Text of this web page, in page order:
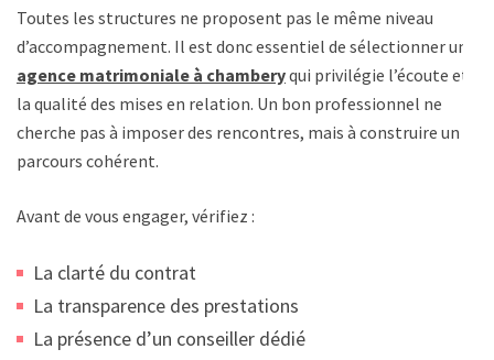
Toutes les structures ne proposent pas le même niveau
d’accompagnement. Il est donc essentiel de sélectionner une
agence matrimoniale à chamberyqui privilégie l’écoute et
la qualité des mises en relation. Un bon professionnel ne
cherche pas à imposer des rencontres, mais à construire un
parcours cohérent.
Avant de vous engager, vérifiez :
La clarté du contrat
La transparence des prestations
La présence d’un conseiller dédié